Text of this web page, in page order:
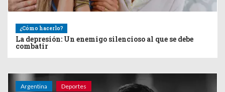
¿Cómo hacerlo?
La depresión: Un enemigo silencioso al que se debe
combatir
Argentina Deportes